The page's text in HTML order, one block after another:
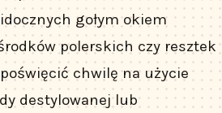
gołym okiem
polerskich czy resztek
chwilę na użycie
destylowanej lub